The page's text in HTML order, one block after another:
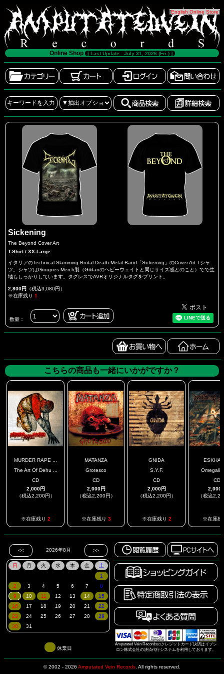
[English Online Store]
Online Shop [ Last Update : July 31, 2026 (Fri.) ]
Sickening
The Beyond Cover Art
T-Shirt / XX-Large
イタリアのTechnical Slamming Brutal Death Metal Band「Sickening」のCover Art Tシャ
ツ。シャツはGroupies Merch製（Gildanのヘビーウェイトと同じサイズ感とのこと）でで生
地もしっかりしています。タグレスでAVRオリジナルタグをプリント。
2,800円 （税込3,080円）
※在庫残り 1
数量：
こちらの商品も一緒にいかがですか？
MURDER RAPE ...
The Art Of Dehu ...
CD
2,000円
（税込2,200円）
※在庫残り 2
MATANZA
Grotesco
CD
2,000円
（税込2,200円）
※在庫残り 3
GNIDA
S.Y.F.
CD
2,000円
（税込2,200円）
※在庫残り 2
CD
2,000
（税込
※在庫残
Amputated Vein Recordsのクレジットカード決済はイプシ
ロン株式会社の決済代行システムを利用しております。
休業日
© 2002 - 2026 Amputated Vein Records All rights reserved.